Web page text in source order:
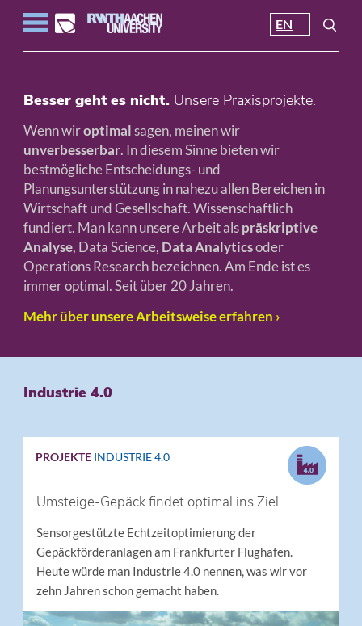
EN
Besser geht es nicht.Unsere Praxisprojekte.
Wenn wiroptimalsagen, meinen wir
unverbesserbar. In diesem Sinne bieten wir
bestmögliche Entscheidungs- und
Planungsunterstützung in nahezu allen Bereichen in
Wirtschaft und Gesellschaft. Wissenschaftlich
fundiert. Man kann unsere Arbeit alspräskriptive
Analyse, Data Science, Data Analyticsoder
Operations Research bezeichnen. Am Ende ist es
immer optimal. Seit über 20 Jahren.
Mehr über unsere Arbeitsweise erfahren ›
Industrie 4.0
PROJEKTE INDUSTRIE 4.0
Umsteige-Gepäck findet optimal ins Ziel
Sensorgestützte Echtzeitoptimierung der
Gepäckförderanlagen am Frankfurter Flughafen.
Heute würde man Industrie 4.0 nennen, was wir vor
zehn Jahren schon gemacht haben.